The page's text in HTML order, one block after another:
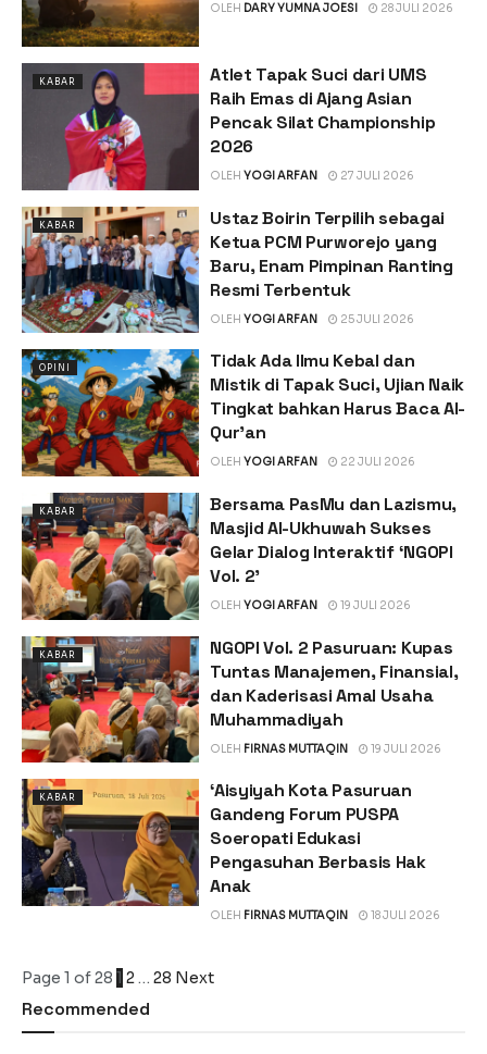
OLEH DARY YUMNA JOESI 28 JULI 2026
KABAR
Atlet Tapak Suci dari UMS
Raih Emas di Ajang Asian
Pencak Silat Championship
2026
OLEH YOGI ARFAN 27 JULI 2026
KABAR
Ustaz Boirin Terpilih sebagai
Ketua PCM Purworejo yang
Baru, Enam Pimpinan Ranting
Resmi Terbentuk
OLEH YOGI ARFAN 25 JULI 2026
OPINI
Tidak Ada Ilmu Kebal dan
Mistik di Tapak Suci, Ujian Naik
Tingkat bahkan Harus Baca Al-
Qur’an
OLEH YOGI ARFAN 22 JULI 2026
KABAR
Bersama PasMu dan Lazismu,
Masjid Al-Ukhuwah Sukses
Gelar Dialog Interaktif ‘NGOPI
Vol. 2’
OLEH YOGI ARFAN 19 JULI 2026
KABAR
NGOPI Vol. 2 Pasuruan: Kupas
Tuntas Manajemen, Finansial,
dan Kaderisasi Amal Usaha
Muhammadiyah
OLEH FIRNAS MUTTAQIN 19 JULI 2026
KABAR
‘Aisyiyah Kota Pasuruan
Gandeng Forum PUSPA
Soeropati Edukasi
Pengasuhan Berbasis Hak
Anak
OLEH FIRNAS MUTTAQIN 18 JULI 2026
Page 1 of 28 1 2… 28 Next
Recommended